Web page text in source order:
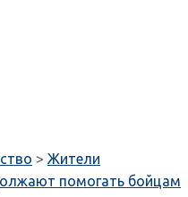
> Жители
помогать бойцам